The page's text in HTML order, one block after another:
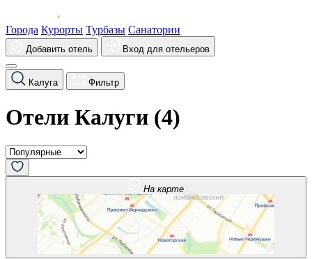
Города Курорты Турбазы Санатории
Добавить отель Вход для отельеров
Калуга Фильтр
Отели Калуги (4)
На карте